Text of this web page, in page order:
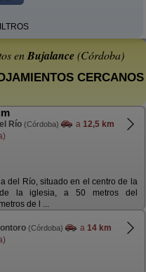
enBujalance(Córdoba)
CERCANOS
Río (Córdoba) a 12,5 km
del Río, situado en el centro de la
la iglesia, a 50 metros del
de l ...
(Córdoba) a 14 km